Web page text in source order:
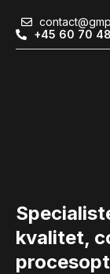
+45 60 70
kvalitet,